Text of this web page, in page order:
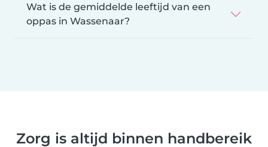
Wat is de gemiddelde leeftijd van een
oppas in Wassenaar?
Zorg is altijd binnen handbereik